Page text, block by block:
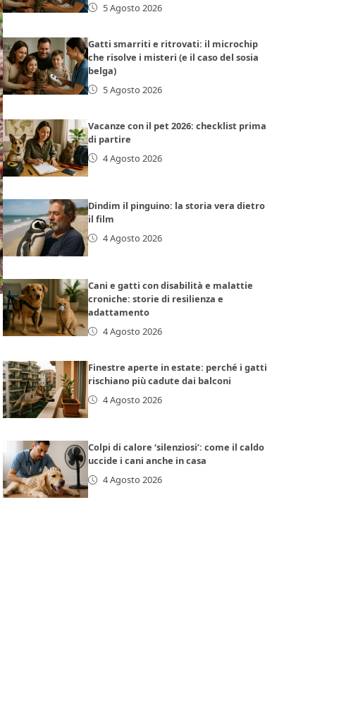
5 Agosto 2026
Gatti smarriti e ritrovati: il microchip
che risolve i misteri (e il caso del sosia
belga)
5 Agosto 2026
Vacanze con il pet 2026: checklist prima
di partire
4 Agosto 2026
Dindim il pinguino: la storia vera dietro
il film
4 Agosto 2026
Cani e gatti con disabilità e malattie
croniche: storie di resilienza e
adattamento
4 Agosto 2026
Finestre aperte in estate: perché i gatti
rischiano più cadute dai balconi
4 Agosto 2026
Colpi di calore ‘silenziosi’: come il caldo
uccide i cani anche in casa
4 Agosto 2026